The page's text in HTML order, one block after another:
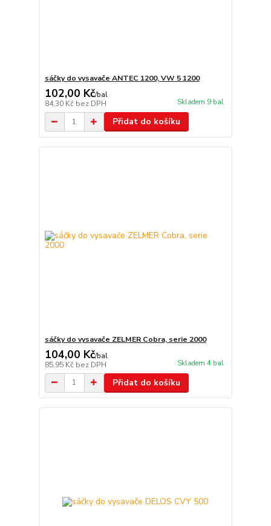
sáčky do vysavače ANTEC 1200, VW 5 1200
102,00 Kč/bal
84,30 Kč bez DPH Skladem 9 bal
Přidat do košíku
sáčky do vysavače ZELMER Cobra, serie 2000
104,00 Kč/bal
85,95 Kč bez DPH Skladem 4 bal
Přidat do košíku